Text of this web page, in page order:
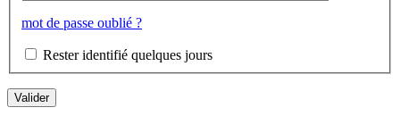
mot de passe oublié ?
Rester identifié quelques jours